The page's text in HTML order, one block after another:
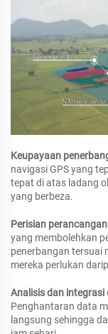
Keupayaan
navigasi GPS yang
tepat di atas ladang
yang berbeza.
Perisian
yang membolehkan
penerbangan tersuai
mereka perlukan
Analisis dan integrasi
Penghantaran data
langsung sehingga